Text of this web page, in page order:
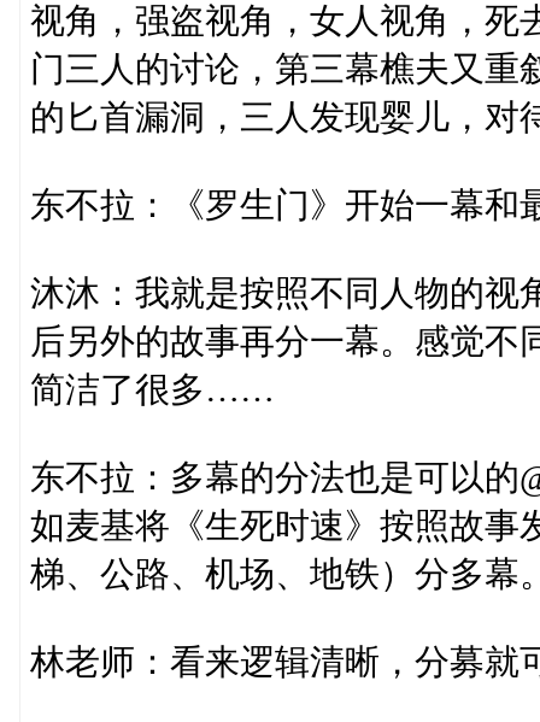
视角，强盗视角，女人视角，死
门三人的讨论，第三幕樵夫又重
的匕首漏洞，三人发现婴儿，对
东不拉：《罗生门》开始一幕和
沐沐：我就是按照不同人物的视
后另外的故事再分一幕。感觉
简洁了很多……
东不拉：多幕的分法也是可以的
如麦基将《生死时速》按照故事
梯、公路、机场、地铁）分多幕
林老师：看来逻辑清晰，分募就